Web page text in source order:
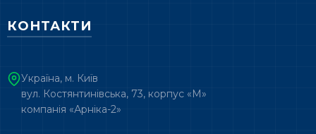
КОНТАКТИ
Україна, м. Київ
вул. Костянтинівська, 73, корпус «М»
компанія «Арніка-2»